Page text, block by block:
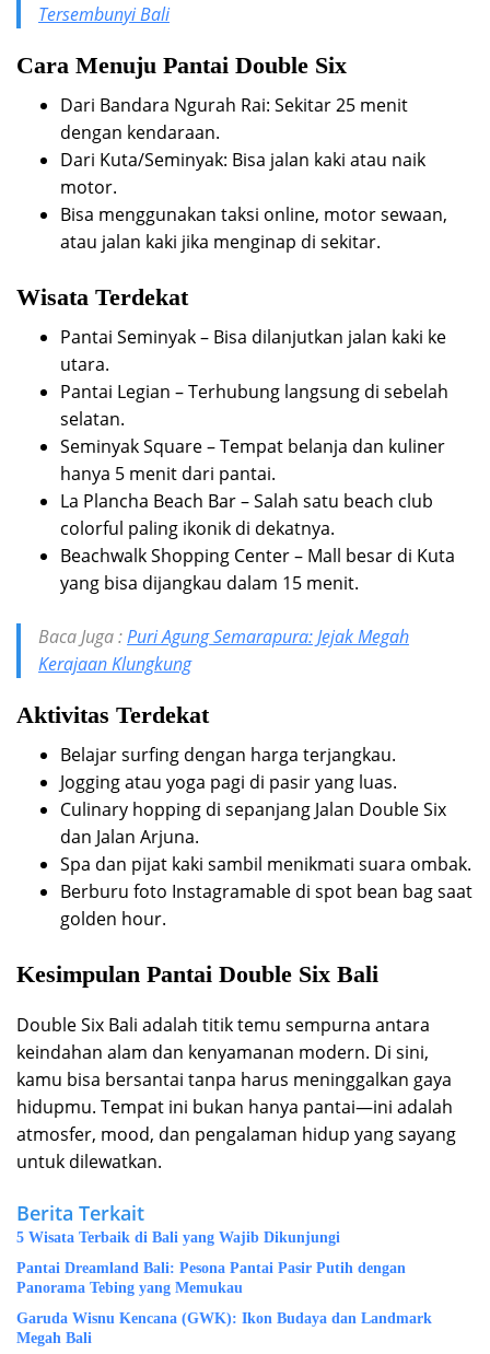
Tersembunyi Bali
Cara Menuju Pantai Double Six
Dari Bandara Ngurah Rai: Sekitar 25 menit
dengan kendaraan.
Dari Kuta/Seminyak: Bisa jalan kaki atau naik
motor.
Bisa menggunakan taksi online, motor sewaan,
atau jalan kaki jika menginap di sekitar.
Wisata Terdekat
Pantai Seminyak – Bisa dilanjutkan jalan kaki ke
utara.
Pantai Legian – Terhubung langsung di sebelah
selatan.
Seminyak Square – Tempat belanja dan kuliner
hanya 5 menit dari pantai.
La Plancha Beach Bar – Salah satu beach club
colorful paling ikonik di dekatnya.
Beachwalk Shopping Center – Mall besar di Kuta
yang bisa dijangkau dalam 15 menit.
Baca Juga :Puri Agung Semarapura: Jejak Megah
Kerajaan Klungkung
Aktivitas Terdekat
Belajar surfing dengan harga terjangkau.
Jogging atau yoga pagi di pasir yang luas.
Culinary hopping di sepanjang Jalan Double Six
dan Jalan Arjuna.
Spa dan pijat kaki sambil menikmati suara ombak.
Berburu foto Instagramable di spot bean bag saat
golden hour.
Kesimpulan Pantai Double Six Bali
Double Six Bali adalah titik temu sempurna antara
keindahan alam dan kenyamanan modern. Di sini,
kamu bisa bersantai tanpa harus meninggalkan gaya
hidupmu. Tempat ini bukan hanya pantai—ini adalah
atmosfer, mood, dan pengalaman hidup yang sayang
untuk dilewatkan.
Berita Terkait
5 Wisata Terbaik di Bali yang Wajib Dikunjungi
Pantai Dreamland Bali: Pesona Pantai Pasir Putih dengan
Panorama Tebing yang Memukau
Garuda Wisnu Kencana (GWK): Ikon Budaya dan Landmark
Megah Bali